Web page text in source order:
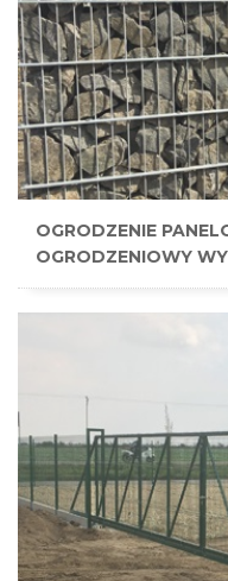
OGRODZENIE
OGRODZENIOWY